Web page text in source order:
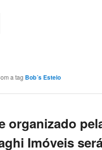
a tag Bob´s Esteio
organizado
Imóveis